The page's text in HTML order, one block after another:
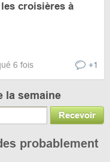
croisières à
6 fois +1
la semaine
Recevoir
probablement